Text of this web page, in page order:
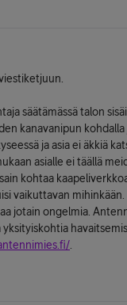
säätämässä talon
kanavanipun
ja asia ei äkkiä
asialle ei täällä
kohtaa
vaikuttavan
jotain ongelmia.